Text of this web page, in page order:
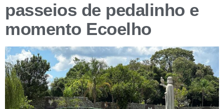
passeios de pedalinho e
momento Ecoelho